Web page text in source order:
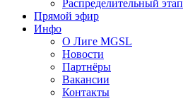
Распределительный этап
Прямой эфир
Инфо
О Лиге MGSL
Новости
Партнёры
Вакансии
Контакты